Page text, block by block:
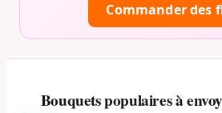
Commander des
Bouquets populaires à